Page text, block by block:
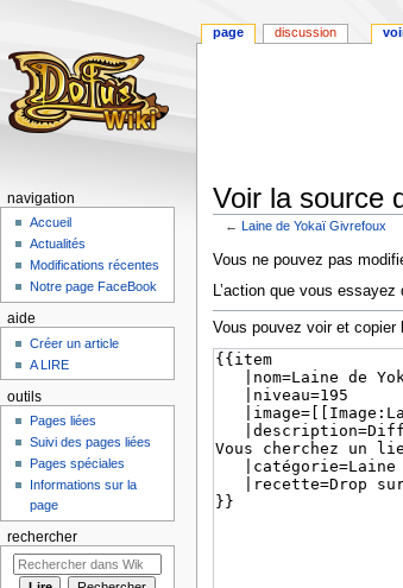
Voir la source
←Laine de Yokaï Givrefoux
Aller
à
navigation
Aller
à
recherche
Vous ne pouvez pas
L’action que vous
Vous pouvez voir et copier
page discussion
navigation
Accueil
Actualités
Modifications récentes
Notre page FaceBook
aide
Créer un article
A LIRE
outils
Pages liées
Suivi des pages liées
Pages spéciales
Informations sur la
page
rechercher